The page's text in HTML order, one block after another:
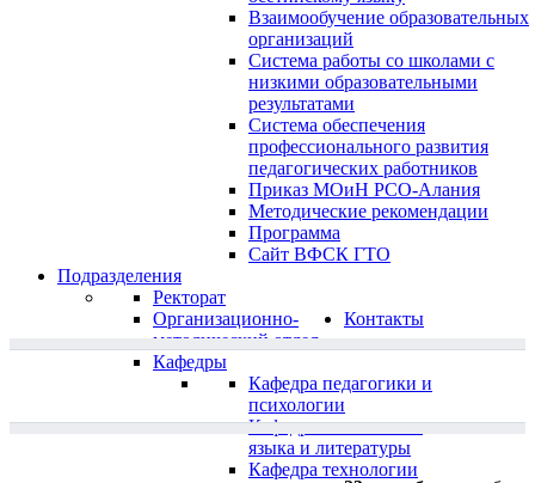
Взаимообучение образовательных
организаций
Система работы со школами с
низкими образовательными
результатами
Система обеспечения
профессионального развития
педагогических работников
Приказ МОиН РСО-Алания
Методические рекомендации
Программа
Сайт ВФСК ГТО
Подразделения
Ректорат
Организационно-
методический отдел
Кафедры
Кафедра педагогики и
психологии
Кафедра осетинского
языка и литературы
Кафедра технологии
Контакты